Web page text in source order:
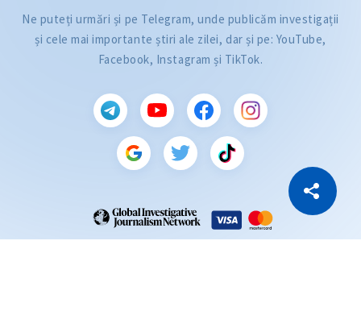
Copiază Link
Ne puteți urmări și pe Telegram, unde publicăm investigații
și cele mai importante știri ale zilei, dar și pe: YouTube,
Facebook, Instagram și TikTok.